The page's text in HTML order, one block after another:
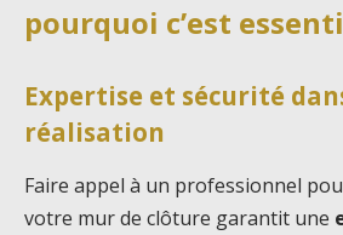
pourquoi c’est
Expertise et sécurité
réalisation
Faire appel à un professionnel
votre mur de clôture garantit une